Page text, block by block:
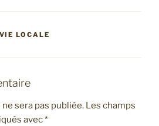
VIE LOCALE
sera pas publiée. Les champs
avec*